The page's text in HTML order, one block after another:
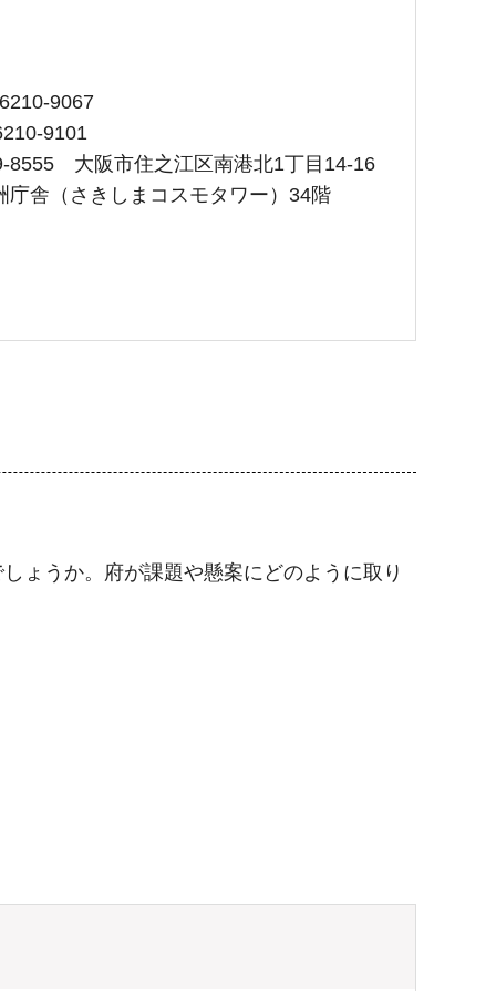
9067
9101
8555 大阪市住之江区南港北1丁目14-16
庁舎（さきしまコスモタワー）34階
ょうか。府が課題や懸案にどのように取り